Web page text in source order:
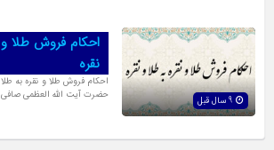
احکام فروش طلا و
نقره
احکام فروش طلا و نقره به
حضرت آیت الله العظمی صافی